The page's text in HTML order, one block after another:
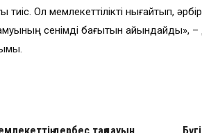
тиіс. Ол мемлекеттілікті нығайтып,
сенімді бағытын айқындайды»,